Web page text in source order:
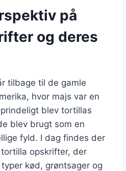
på
og deres
tilbage til de gamle
hvor majs var en
blev tortillas
blev brugt som en
fyld. I dag findes der
opskrifter, der
kød, grøntsager og